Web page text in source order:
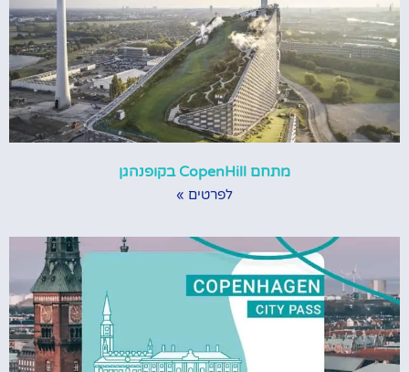
מתחם CopenHill בקופנהגן
לפרטים »